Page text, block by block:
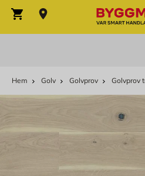
Varukorg
Hem Golv Golvprov Golvprov